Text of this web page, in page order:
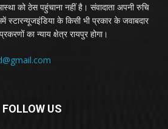
को ठेस पहुंचाना नहीं है। संवादाता अपनी रुचि
स्टारन्यूजइंडिया के किसी भी प्रकार के जवाबदार
का न्याय क्षेत्र रायपुर होगा।
FOLLOW US